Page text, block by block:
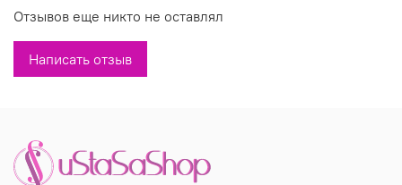
Вы можете купить недорого куртку-жакет модель 1889 в
Отзывов еще никто не оставлял
Написать отзыв